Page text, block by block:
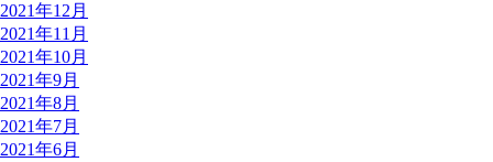
2021年12月
2021年11月
2021年10月
2021年9月
2021年8月
2021年7月
2021年6月